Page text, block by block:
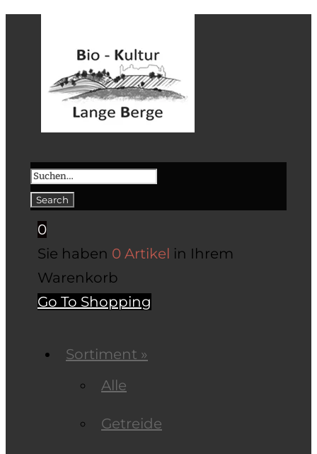
0
Sie haben 0 Artikel in Ihrem
Warenkorb
Go To Shopping
Sortiment »
Alle
Getreide